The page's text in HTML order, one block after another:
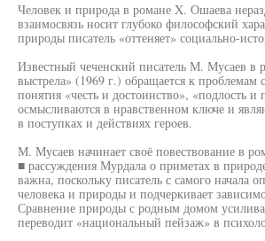
Человек и природа в романе X. Ошаева
взаимосвязь носит глубоко философский
природы писатель «оттеняет» социально-
Известный чеченский писатель М. Мусаев в
выстрела» (1969 г.) обращается к проблемам
понятия «честь и достоинство», «подлость и
осмысливаются в нравственном ключе и
в поступках и действиях героев.
М. Мусаев начинает своё повествование в
■ рассуждения Мурдала о приметах в
важна, поскольку писатель с самого начала
человека и природы и подчеркивает
Сравнение природы с родным домом
переводит «национальный пейзаж» в